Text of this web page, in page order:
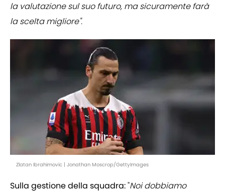
la valutazione sul suo futuro, ma sicuramente farà
la scelta migliore".
Zlatan Ibrahimovic | Jonathan Moscrop/GettyImages
Sulla gestione della squadra:"Noi dobbiamo